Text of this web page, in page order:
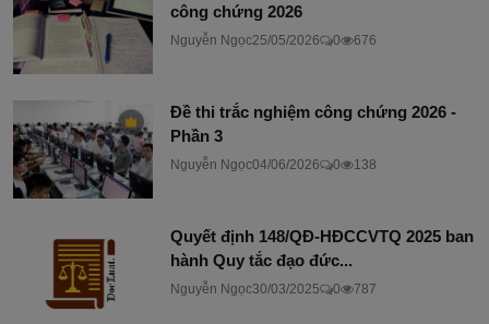
công chứng 2026
Nguyễn Ngọc25/05/2026 0 676
Đề thi trắc nghiệm công chứng 2026 -
Phần 3
Nguyễn Ngọc04/06/2026 0 138
Quyết định 148/QĐ-HĐCCVTQ 2025 ban
hành Quy tắc đạo đức...
Nguyễn Ngọc30/03/2025 0 787